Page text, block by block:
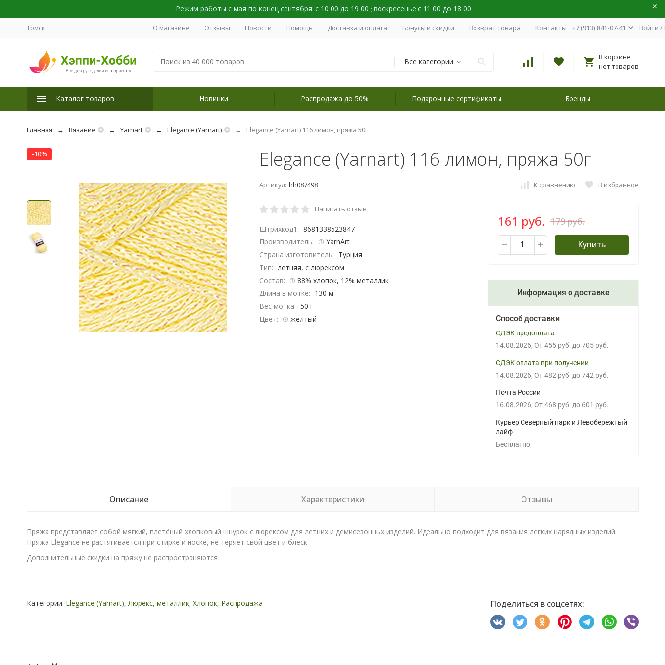
Режим работы с мая по конец сентября: с 10 00 до 19 00 ; воскресенье с 11 00 до 18 00
Томск О магазине Отзывы Новости Помощь Доставка и оплата Бонусы и скидки Возврат товара Контакты +7 (913) 841-07-41 Войти /
Все категории
В корзине
нет товаров
Каталог товаров Новинки Распродажа до 50% Подарочные сертификаты Бренды
Главная Вязание Yarnart Elegance (Yarnart) Elegance (Yarnart) 116 лимон, пряжа 50г
-10% Elegance (Yarnart) 116 лимон, пряжа 50г
Артикул: hh087498 К сравнению В избранное
Написать отзыв
Штрихкод1: 8681338523847
Производитель:
YarnArt
Страна изготовитель: Турция
Тип: летняя, с люрексом
Состав:
88% хлопок, 12% металлик
Длина в мотке: 130 м
Вес мотка: 50 г
Цвет:
желтый
161 руб. 179 руб.
Купить
Информация о доставке
Способ доставки
СДЭК предоплата
14.08.2026 От 455 руб. до 705 руб.
СДЭК оплата при получении
14.08.2026 От 482 руб. до 742 руб.
Почта России
16.08.2026 От 468 руб. до 601 руб.
Курьер Северный парк и Левобережный
лайф
Бесплатно
Описание Характеристики Отзывы
Пряжа представляет собой мягкий, плетёный хлопковый шнурок с люрексом для летних и демисезонных изделий. Идеально подходит для вязания легких нарядных изделий.
Пряжа Elegance не растягивается при стирке и носке, не теряет свой цвет и блеск.
Дополнительные скидки на пряжу не распространяются
Категории: Elegance (Yarnart),Люрекс, металлик, Хлопок, Распродажа Поделиться в соцсетях: